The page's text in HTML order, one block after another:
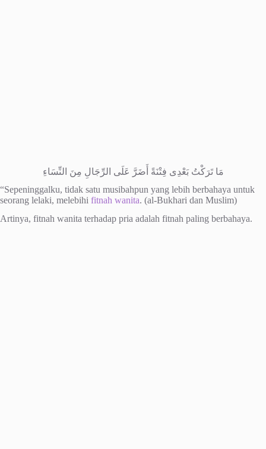
مَا تَرَكْتُ بَعْدِى فِتْنَةً أَضَرَّ عَلَى الرِّجَالِ مِنَ النِّسَاءِ
“Sepeninggalku, tidak satu musibahpun yang lebih berbahaya untuk
seorang lelaki, melebihi fitnah wanita. (al-Bukhari dan Muslim)
Artinya, fitnah wanita terhadap pria adalah fitnah paling berbahaya.